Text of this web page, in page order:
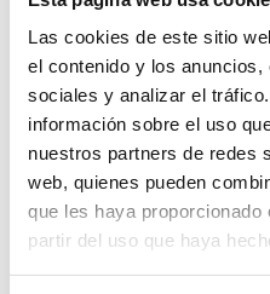
Las cookies de este sitio
el contenido y los
sociales y analizar el
información sobre el uso
nuestros partners de redes
web, quienes pueden
que les haya proporcionado
partir del uso que haya